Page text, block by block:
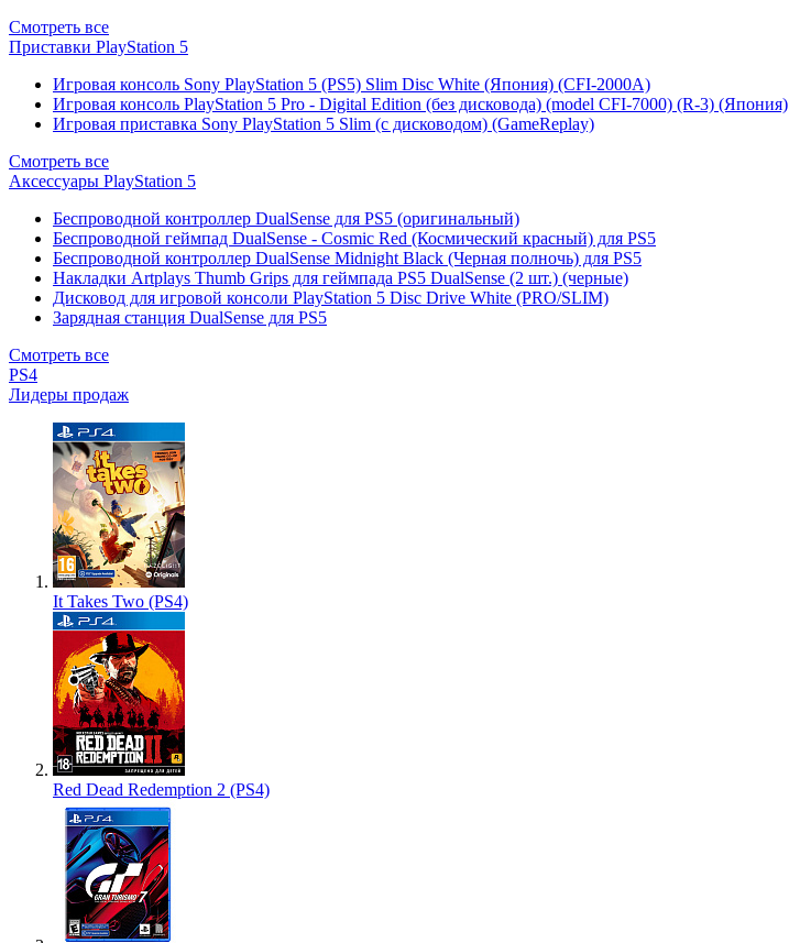
Смотреть все
Приставки PlayStation 5
Игровая консоль Sony PlayStation 5 (PS5) Slim Disc White (Япония) (CFI-2000A)
Игровая консоль PlayStation 5 Pro - Digital Edition (без дисковода) (model CFI-7000) (R-3) (Япония)
Игровая приставка Sony PlayStation 5 Slim (с дисководом) (GameReplay)
Смотреть все
Аксессуары PlayStation 5
Беспроводной контроллер DualSense для PS5 (оригинальный)
Беспроводной геймпад DualSense - Cosmic Red (Космический красный) для PS5
Беспроводной контроллер DualSense Midnight Black (Черная полночь) для PS5
Накладки Artplays Thumb Grips для геймпада PS5 DualSense (2 шт.) (черные)
Дисковод для игровой консоли PlayStation 5 Disc Drive White (PRO/SLIM)
Зарядная станция DualSense для PS5
Смотреть все
PS4
Лидеры продаж
It Takes Two (PS4)
Red Dead Redemption 2 (PS4)